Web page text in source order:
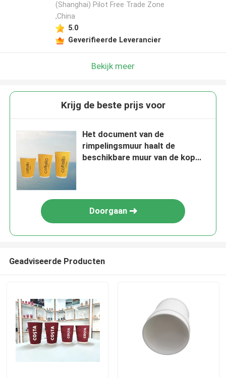
(Shanghai) Pilot Free Trade Zone
,China
5.0
Geverifieerde Leverancier
Bekijk meer
Krijg de beste prijs voor
Het document van de
rimpelingsmuur haalt de
beschikbare muur van de kop
Doorgaan
Geadviseerde Producten